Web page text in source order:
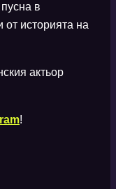
в
историята на
актьор
!